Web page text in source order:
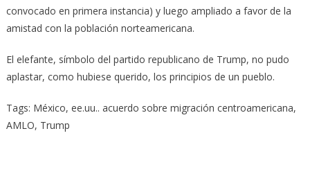
convocado en primera instancia) y luego ampliado a favor de la
amistad con la población norteamericana.
El elefante, símbolo del partido republicano de Trump, no pudo
aplastar, como hubiese querido, los principios de un pueblo.
Tags: México, ee.uu.. acuerdo sobre migración centroamericana,
AMLO, Trump